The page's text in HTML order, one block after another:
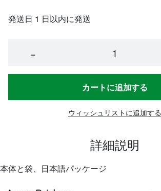
発送日 1 日以内に発送
−
カートに追加する
ウィッシュリストに追加する
詳細説明
本体と袋、日本語パッケージ